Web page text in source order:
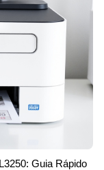
Guia Rápido